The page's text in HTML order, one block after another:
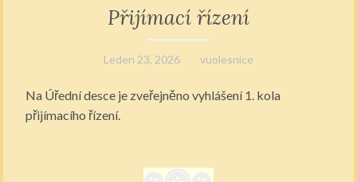
Přijímací řízení
Leden 23, 2026 vuolesnice
Na Úřední desce je zveřejněno vyhlášení 1. kola
přijímacího řízení.